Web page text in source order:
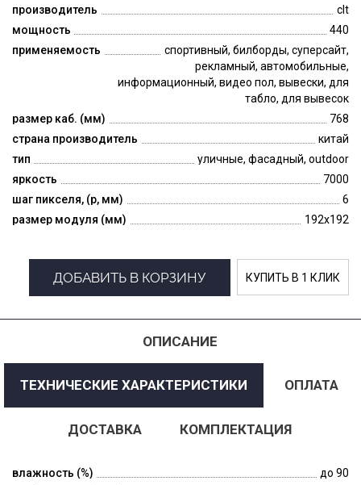
производитель
clt
мощность
440
применяемость
спортивный, билборды, суперсайт,
рекламный, автомобильные,
информационный, видео пол, вывески, для
табло, для вывесок
размер каб. (мм)
768
страна производитель
китай
тип
уличные, фасадный, outdoor
яркость
7000
шаг пикселя, (p, мм)
6
размер модуля (мм)
192x192
ДОБАВИТЬ В КОРЗИНУ КУПИТЬ В 1 КЛИК
ОПИСАНИЕ
ТЕХНИЧЕСКИЕ ХАРАКТЕРИСТИКИ ОПЛАТА
ДОСТАВКА КОМПЛЕКТАЦИЯ
влажность (%)
до 90